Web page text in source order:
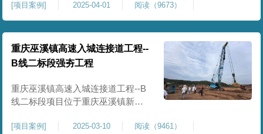
软弱土、回填土等复杂地质，采用
强夯地基加固，深层加固地基、提
升承载力、严控工后沉降，为厂
房、道路及配套设施筑牢基础。本
项目施工作业面积大，我司将整个
场地施工区域合理划分为若干个区
段，分区分段施工，投入强夯设备3
[项目案例] 2025-04-01 阅读（9673）
重庆巫溪镇高速入城连接道工程--
B线二标段强夯工程
重庆巫溪镇高速入城连接道工程--B
线二标段项目位于重庆巫溪镇新建
形成，回填完成，强夯施工一次，
[项目案例] 2025-03-10 阅读（9461）